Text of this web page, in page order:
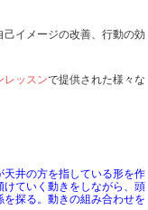
イメージの改善、行動の効
レッスンで提供された様々な
井の方を指している形を作
ていく動きをしながら、頭
探る。動きの組み合わせを